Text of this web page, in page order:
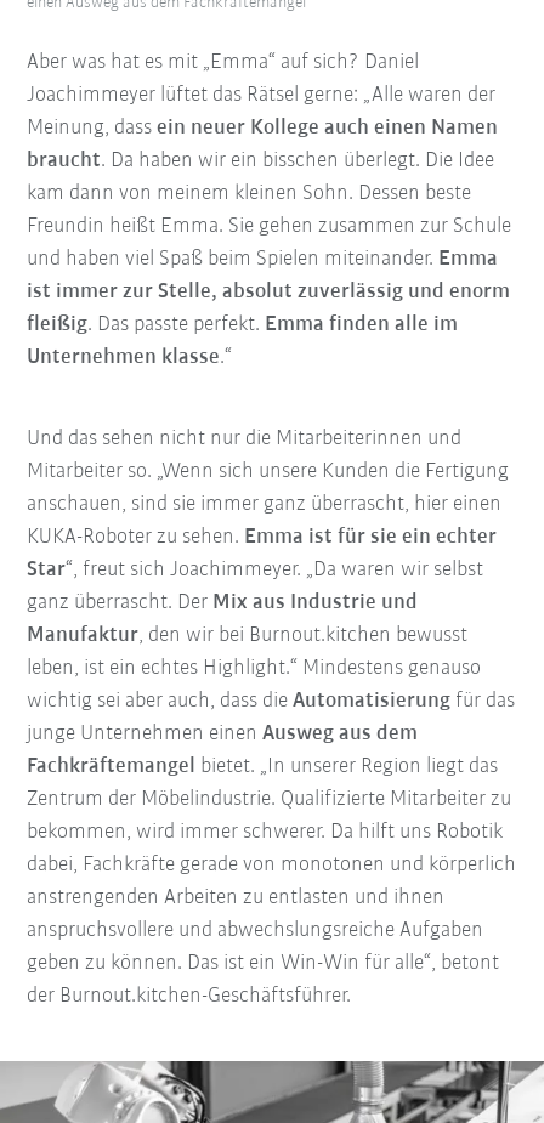
Aber was hat es mit „Emma“ auf sich? Daniel
Joachimmeyer lüftet das Rätsel gerne: „Alle waren der
Meinung, dassein neuer Kollege auch einen Namen
braucht. Da haben wir ein bisschen überlegt. Die Idee
kam dann von meinem kleinen Sohn. Dessen beste
Freundin heißt Emma. Sie gehen zusammen zur Schule
und haben viel Spaß beim Spielen miteinander. Emma
ist immer zur Stelle, absolut zuverlässig und enorm
fleißig. Das passte perfekt. Emma finden alle im
Unternehmen klasse.“
Und das sehen nicht nur die Mitarbeiterinnen und
Mitarbeiter so. „Wenn sich unsere Kunden die Fertigung
anschauen, sind sie immer ganz überrascht, hier einen
KUKA-Roboter zu sehen. Emma ist für sie ein echter
Star“, freut sich Joachimmeyer. „Da waren wir selbst
ganz überrascht. Der Mix aus Industrie und
Manufaktur, den wir bei Burnout.kitchen bewusst
leben, ist ein echtes Highlight.“ Mindestens genauso
wichtig sei aber auch, dass dieAutomatisierung für das
junge Unternehmen einenAusweg aus dem
Fachkräftemangel bietet. „In unserer Region liegt das
Zentrum der Möbelindustrie. Qualifizierte Mitarbeiter zu
bekommen, wird immer schwerer. Da hilft uns Robotik
dabei, Fachkräfte gerade von monotonen und körperlich
anstrengenden Arbeiten zu entlasten und ihnen
anspruchsvollere und abwechslungsreiche Aufgaben
geben zu können. Das ist ein Win-Win für alle“, betont
der Burnout.kitchen-Geschäftsführer.